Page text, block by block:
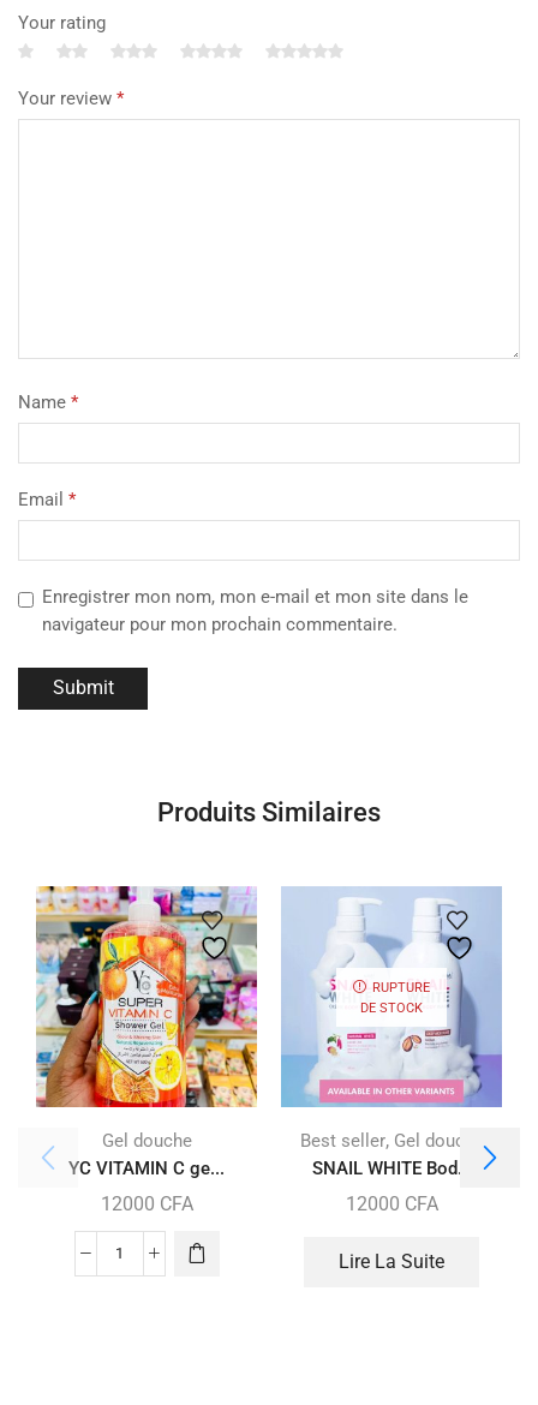
Your rating
Your review *
Name *
Email *
Enregistrer mon nom, mon e-mail et mon site dans le
navigateur pour mon prochain commentaire.
Produits Similaires
Gel douche
YC VITAMIN C ge...
12000 CFA
RUPTURE
DE STOCK
Best seller, Gel douche
SNAIL WHITE Bod...
12000 CFA
Lire La Suite